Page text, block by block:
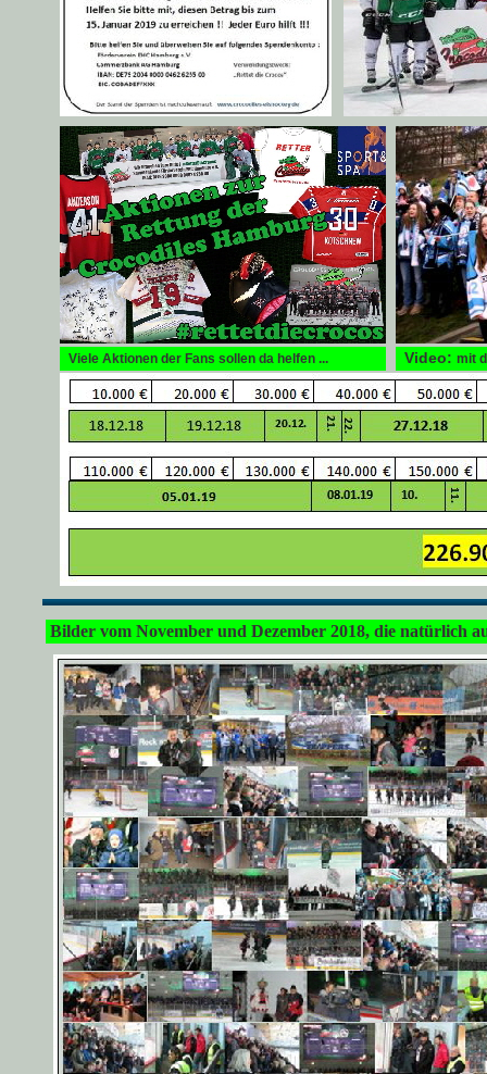
Viele Aktionen der Fans sollen da helfen ... Video: mit
Bilder vom November und Dezember 2018, die natürlich